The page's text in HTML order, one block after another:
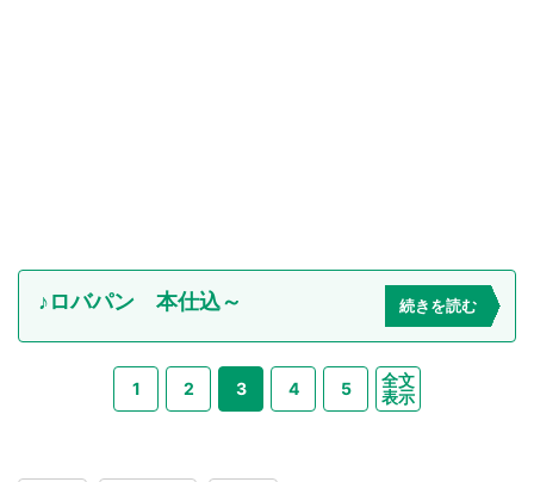
♪ロバパン 本仕込～ 続きを読む
1 2 3 4 5
全文
表示